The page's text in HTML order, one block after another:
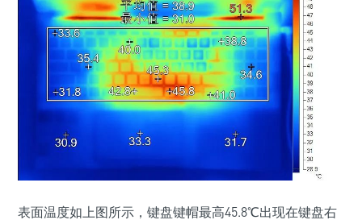
表面温度如上图所示，键盘键帽最高45.8℃出现在键盘右